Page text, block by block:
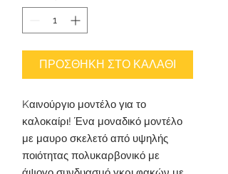
ΠΡΟΣΘΗΚΗ ΣΤΟ ΚΑΛΑΘΙ
Kαινούργιο μοντέλο για το
καλοκαίρι! Ένα μοναδικό μοντέλο
με μαυρο σκελετό από υψηλής
ποιότητας πολυκαρβονικό με